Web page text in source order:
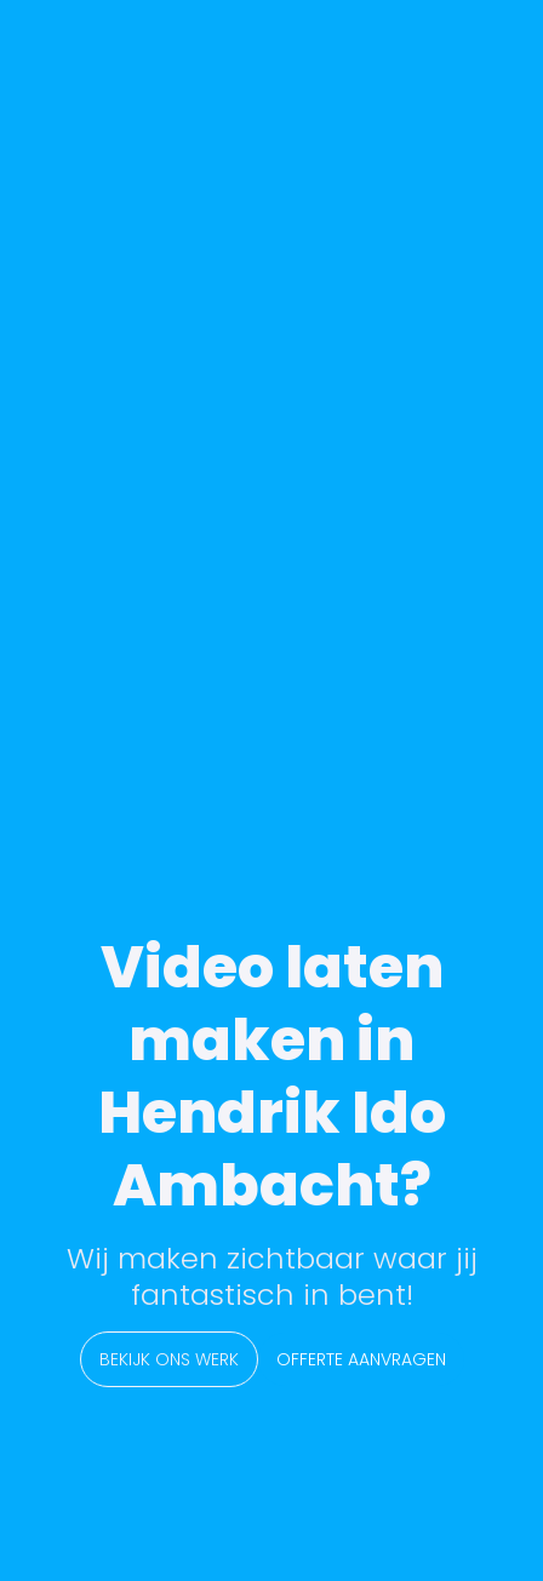
Video laten
maken in
Hendrik Ido
Ambacht?
Wij maken zichtbaar waar jij
fantastisch in bent!
BEKIJK ONS WERK OFFERTE AANVRAGEN